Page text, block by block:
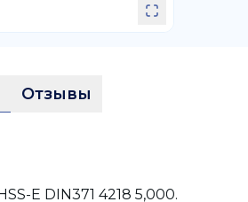
Отзывы
E DIN371 4218 5,000.